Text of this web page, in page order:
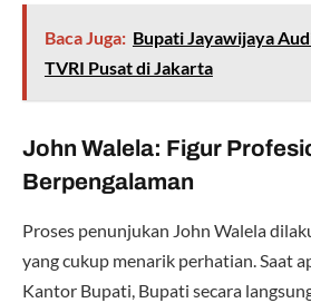
Baca Juga: Bupati Jayawijaya
TVRI Pusat di Jakarta
John Walela: Figur
Berpengalaman
Proses penunjukan John Walela
yang cukup menarik perhatian. Saat
Kantor Bupati, Bupati secara